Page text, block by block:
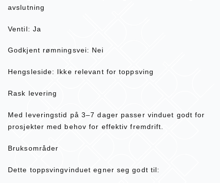
avslutning
Ventil: Ja
Godkjent rømningsvei: Nei
Hengsleside: Ikke relevant for toppsving
Rask levering
Med leveringstid på 3–7 dager passer vinduet godt for
prosjekter med behov for effektiv fremdrift.
Bruksområder
Dette toppsvingvinduet egner seg godt til: